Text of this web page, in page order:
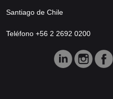
Santiago de Chile
Teléfono +56 2 2692 0200